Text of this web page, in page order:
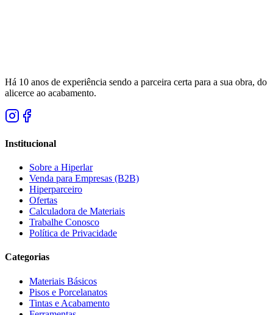
Há 10 anos de experiência sendo a parceira certa para a sua obra, do
alicerce ao acabamento.
Institucional
Sobre a Hiperlar
Venda para Empresas (B2B)
Hiperparceiro
Ofertas
Calculadora de Materiais
Trabalhe Conosco
Política de Privacidade
Categorias
Materiais Básicos
Pisos e Porcelanatos
Tintas e Acabamento